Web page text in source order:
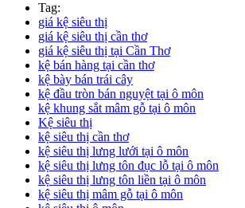
Tag:
giá kệ siêu thị
giá kệ siêu thị cần thơ
giá kệ siêu thị tại Cần Thơ
kệ bán hàng tại cần thơ
kệ bày bán trái cây
kệ đầu tròn bán nguyệt tại ô môn
kệ khung sắt mâm gỗ tại ô môn
Kệ siêu thị
kệ siêu thị cần thơ
kệ siêu thị lưng lưới tại ô môn
kệ siêu thị lưng tôn đục lỗ tại ô môn
kệ siêu thị lưng tôn liền tại ô môn
kệ siêu thị mâm gỗ tại ô môn